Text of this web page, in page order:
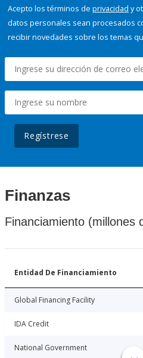
Acepto los términos de privacidad y
datos personales sean procesados
recibir novedades sobre los temas
Regístrese
Finanzas
Financiamiento (millones
Entidad De Financiamiento
Global Financing Facility
IDA Credit
National Government